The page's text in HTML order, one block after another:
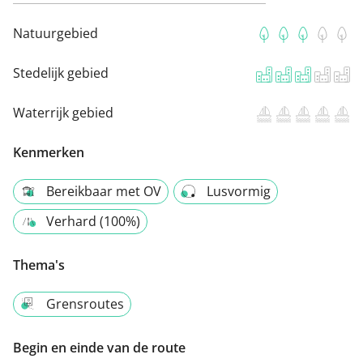
Natuurgebied
Stedelijk gebied
Waterrijk gebied
Kenmerken
Bereikbaar met OV
Lusvormig
Verhard (100%)
Thema's
Grensroutes
Begin en einde van de route